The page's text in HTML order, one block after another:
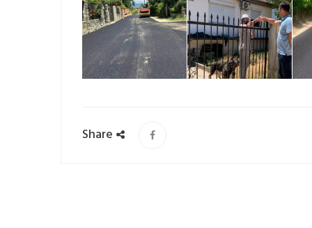
Share